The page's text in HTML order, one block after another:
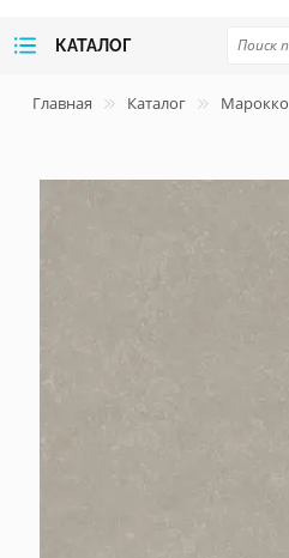
КАТАЛОГ
Главная Каталог Марокко